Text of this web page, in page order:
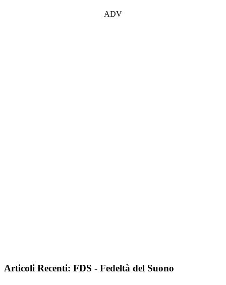
ADV
Articoli Recenti: FDS - Fedeltà del Suono